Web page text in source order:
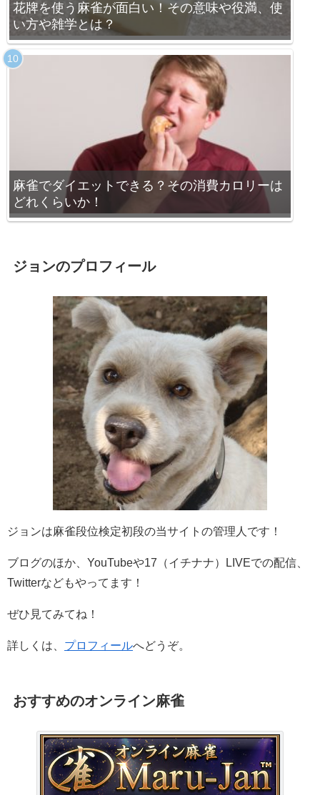
花牌を使う麻雀が面白い！その意味や役満、使
い方や雑学とは？
麻雀でダイエットできる？その消費カロリーは
どれくらいか！
ジョンのプロフィール
ジョンは麻雀段位検定初段の当サイトの管理人です！
ブログのほか、YouTubeや17（イチナナ）LIVEでの配信、
Twitterなどもやってます！
ぜひ見てみてね！
詳しくは、 プロフィールへどうぞ。
おすすめのオンライン麻雀